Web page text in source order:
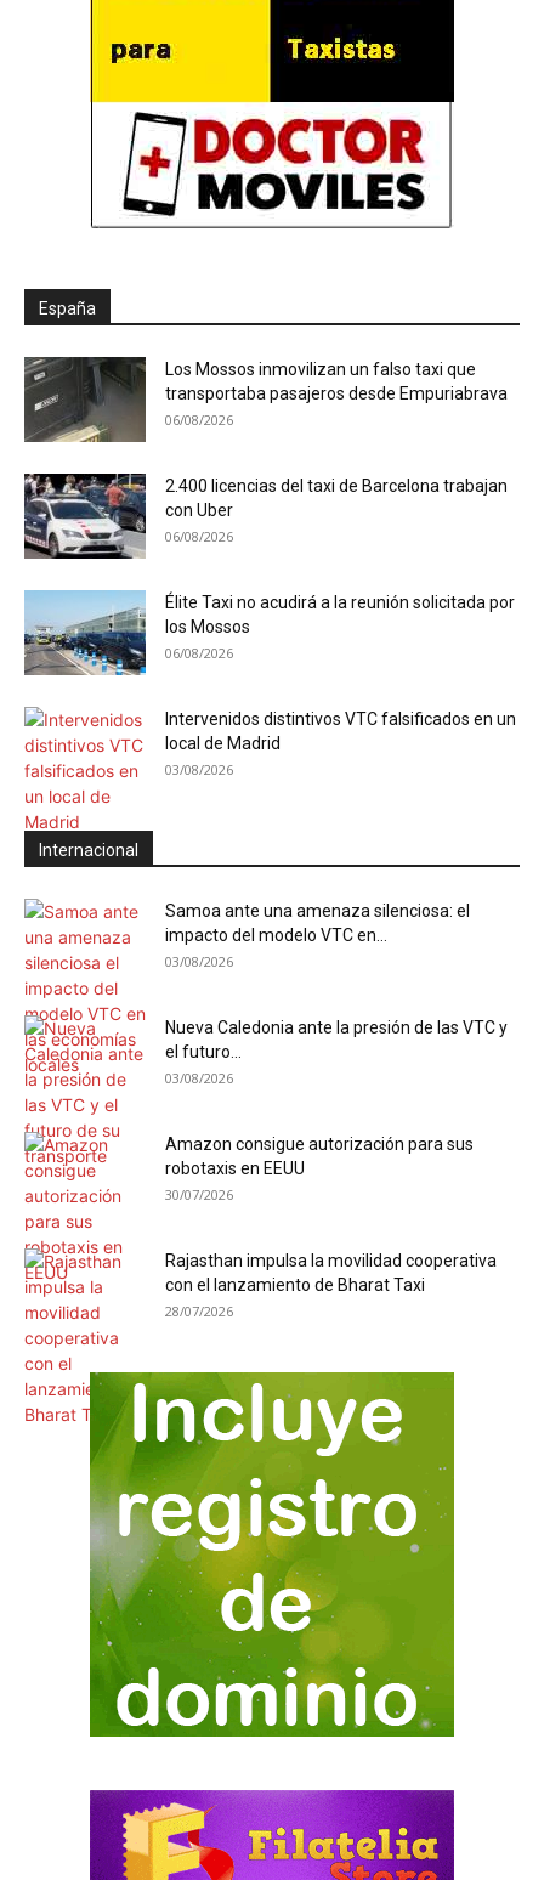
España
Los Mossos inmovilizan un falso taxi que
transportaba pasajeros desde Empuriabrava
06/08/2026
2.400 licencias del taxi de Barcelona trabajan
con Uber
06/08/2026
Élite Taxi no acudirá a la reunión solicitada por
los Mossos
06/08/2026
Intervenidos distintivos VTC falsificados en un
local de Madrid
03/08/2026
Internacional
Samoa ante una amenaza silenciosa: el
impacto del modelo VTC en...
03/08/2026
Nueva Caledonia ante la presión de las VTC y
el futuro...
03/08/2026
Amazon consigue autorización para sus
robotaxis en EEUU
30/07/2026
Rajasthan impulsa la movilidad cooperativa
con el lanzamiento de Bharat Taxi
28/07/2026